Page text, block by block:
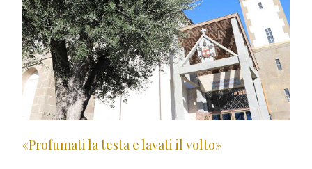
«Profumati la testa e lavati il volto»